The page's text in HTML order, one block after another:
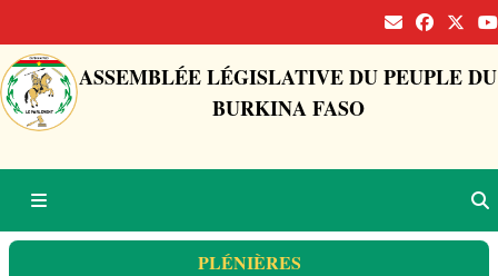
ASSEMBLÉE LÉGISLATIVE DU PEUPLE DU
BURKINA FASO
PLÉNIÈRES